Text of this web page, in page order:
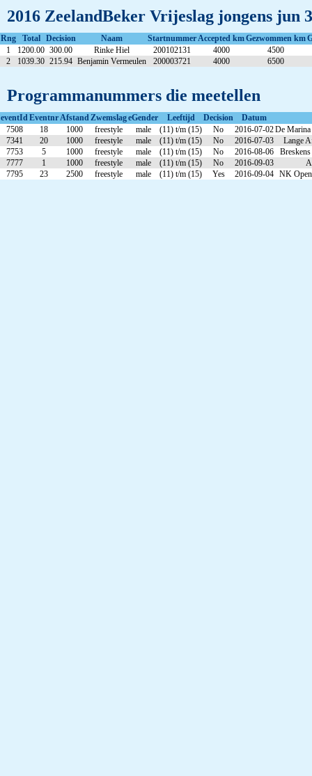
2016 ZeelandBeker Vrijeslag jongens jun
Rng Total Decision Naam StartnummerAccepted kmGezwommen km
1
1200.00 300.00 Rinke Hiel 200102131 4000
4500
2
1039.30 215.94 Benjamin Vermeulen 200003721 4000 6500
Programmanummers die meetellen
eventIdEventnrAfstandZwemslageGender Leeftijd Decision
Datum
7508
18 1000 freestyle male (11) t/m (15) No 2016-07-02De Marina
7341
20 1000 freestyle male (11) t/m (15) No 2016-07-03
Lange
7753
5 1000 freestyle male (11) t/m (15) No 2016-08-06
7777
1 1000 freestyle male (11) t/m (15) No 2016-09-03
7795
23 2500 freestyle male (11) t/m (15) Yes 2016-09-04 NK Open